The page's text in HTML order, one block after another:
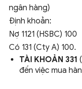
ngân hàng)
Định khoản:
Nợ 1121 (HSBC) 100
Có 131 (Cty A) 100.
TÀI KHOẢN 331
đến việc mua